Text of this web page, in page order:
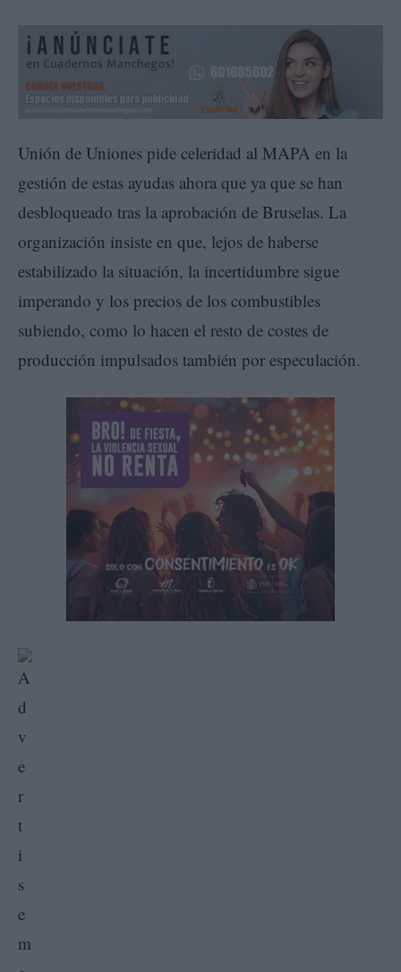
Unión de Uniones pide celeridad al MAPA en la
gestión de estas ayudas ahora que ya que se han
desbloqueado tras la aprobación de Bruselas. La
organización insiste en que, lejos de haberse
estabilizado la situación, la incertidumbre sigue
imperando y los precios de los combustibles
subiendo, como lo hacen el resto de costes de
producción impulsados también por especulación.